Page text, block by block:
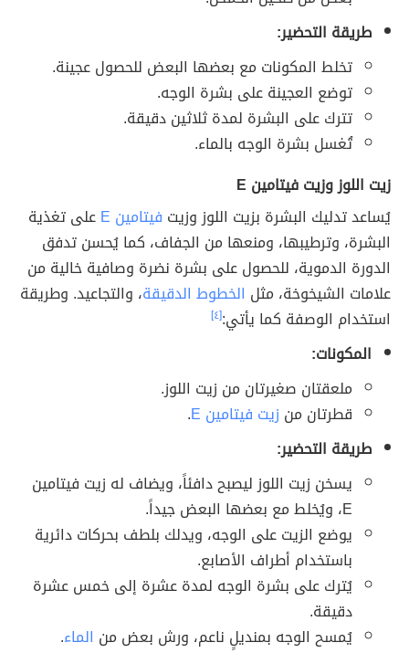
طريقة التحضير:
تخلط المكونات مع بعضها البعض للحصول عجينة.
توضع العجينة على بشرة الوجه.
تترك على البشرة لمدة ثلاثين دقيقة.
تُغسل بشرة الوجه بالماء.
زيت اللوز وزيت فيتامين E
يُساعد تدليك البشرة بزيت اللوز وزيت فيتامين E
على تغذية
البشرة، وترطيبها، ومنعها من الجفاف، كما يُحسن تدفق
الدورة الدموية، للحصول على بشرة نضرة وصافية خالية من
علامات الشيخوخة، مثل الخطوط الدقيقة، والتجاعيد. وطريقة
استخدام الوصفة كما يأتي:[٤]
المكونات:
ملعقتان صغيرتان من زيت اللوز.
قطرتان من زيت فيتامين E .
طريقة التحضير:
يسخن زيت اللوز ليصبح دافئاً، ويضاف له زيت فيتامين
E، ويُخلط مع بعضها البعض جيداً.
يوضع الزيت على الوجه، ويدلك بلطف بحركات دائرية
باستخدام أطراف الأصابع.
يُترك على بشرة الوجه لمدة عشرة إلى خمس عشرة
دقيقة.
يُمسح الوجه بمنديلٍ ناعم، ورش بعض من الماء.